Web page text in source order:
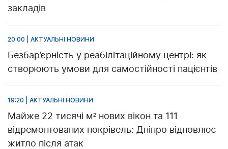
закладів
20:00 | АКТУАЛЬНІ НОВИНИ
Безбар’єрність у реабілітаційному центрі: як
створюють умови для самостійності пацієнтів
19:20 | АКТУАЛЬНІ НОВИНИ
Майже 22 тисячі м² нових вікон та 111
відремонтованих покрівель: Дніпро відновлює
житло після атак